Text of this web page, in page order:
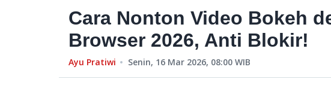
Cara Nonton Video Bokeh
Browser 2026, Anti Blokir!
Ayu Pratiwi Senin, 16 Mar 2026, 08:00 WIB